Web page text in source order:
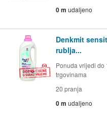
0 m udaljeno
Denkmit
rublja...
Ponuda vrijedi do
trgovinama
20 pranja
0 m udaljeno